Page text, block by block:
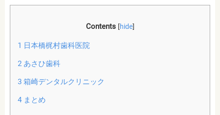
Contents [hide]
1 日本橋梶村歯科医院
2あさひ歯科
3箱崎デンタルクリニック
4まとめ